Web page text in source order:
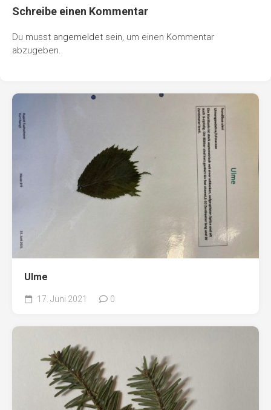
Schreibe einen Kommentar
Du musst angemeldet sein, um einen Kommentar
abzugeben.
Ulme
17. Juni 2021 0